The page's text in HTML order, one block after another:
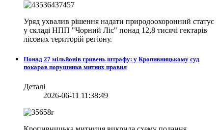
Уряд ухвалив рішення надати природоохоронний статус
у складі НПП "Чорний Ліс" понад 12,8 тисячі гектарів
лісових територій регіону.
Понад 27 мільйонів гривень штрафу: у Кропивницькому суд
покарав порушника митних правил
Деталі
2026-06-11 11:38:49